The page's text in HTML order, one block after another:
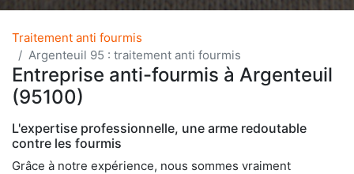
Traitement anti fourmis
Argenteuil 95 : traitement anti fourmis
Entreprise anti-fourmis à Argenteuil
(95100)
L'expertise professionnelle, une arme redoutable
contre les fourmis
Grâce à notre expérience, nous sommes vraiment